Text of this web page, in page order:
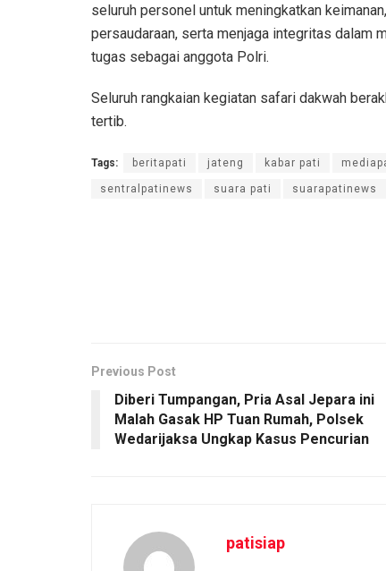
seluruh personel untuk meningkatkan
persaudaraan, serta menjaga integritas dalam
tugas sebagai anggota Polri.
Seluruh rangkaian kegiatan safari dakwah
tertib.
Tags: beritapati jateng kabar pati
sentralpatinews suara pati suarapatinews
Previous Post
Diberi Tumpangan, Pria Asal Jepara ini
Malah Gasak HP Tuan Rumah, Polsek
Wedarijaksa Ungkap Kasus Pencurian
patisiap